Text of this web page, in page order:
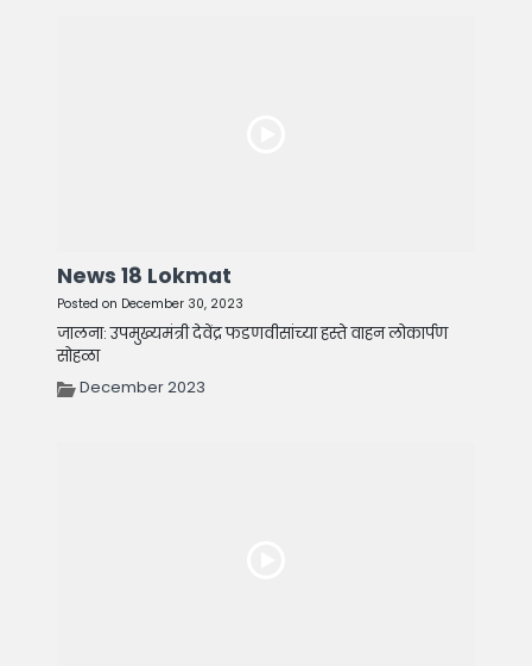
News 18 Lokmat
Posted on December 30, 2023
जालना: उपमुख्यमंत्री देवेंद्र फडणवीसांच्या हस्ते वाहन लोकार्पण
सोहळा
December 2023